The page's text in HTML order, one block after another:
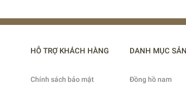
HỖ TRỢ KHÁCH HÀNG
Chính sách bảo mật
DANH MỤC
Đồng hồ nam